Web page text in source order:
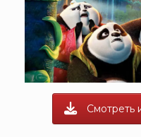
Смотреть